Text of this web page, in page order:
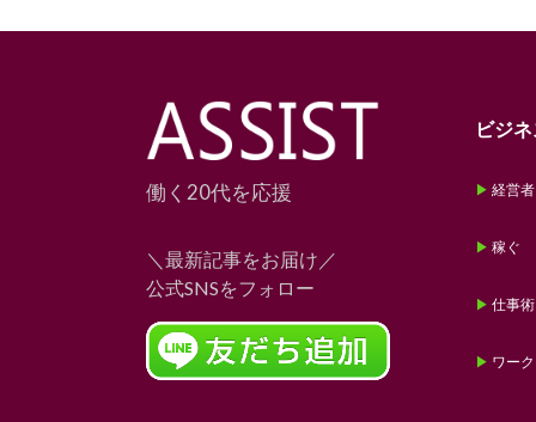
働く20代を応援
＼最新記事をお届け／
公式SNSをフォロー
ビジ
経営者
稼ぐ
仕事術
ワー